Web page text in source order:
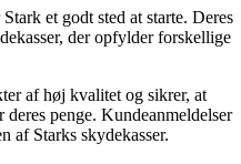
et godt sted at starte. Deres
der opfylder forskellige
af høj kvalitet og sikrer, at
penge. Kundeanmeldelser
af Starks skydekasser.